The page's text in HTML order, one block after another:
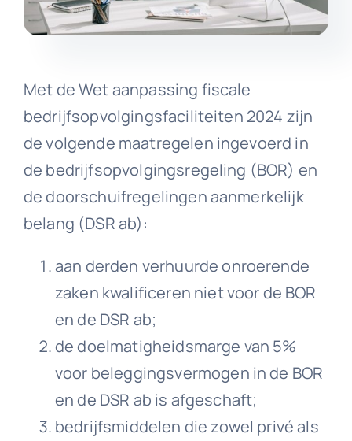
Met de Wet aanpassing fiscale
bedrijfsopvolgingsfaciliteiten 2024 zijn
de volgende maatregelen ingevoerd in
de bedrijfsopvolgingsregeling (BOR) en
de doorschuifregelingen aanmerkelijk
belang (DSR ab):
aan derden verhuurde onroerende
zaken kwalificeren niet voor de BOR
en de DSR ab;
de doelmatigheidsmarge van 5%
voor beleggingsvermogen in de BOR
en de DSR ab is afgeschaft;
bedrijfsmiddelen die zowel privé als